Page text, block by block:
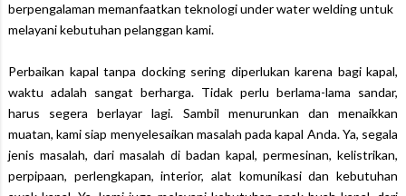
berpengalaman memanfaatkan teknologi under water welding untuk
melayani kebutuhan pelanggan kami.
Perbaikan kapal tanpa docking sering diperlukan karena bagi kapal,
waktu adalah sangat berharga. Tidak perlu berlama-lama sandar,
harus segera berlayar lagi. Sambil menurunkan dan menaikkan
muatan, kami siap menyelesaikan masalah pada kapal Anda. Ya, segala
jenis masalah, dari masalah di badan kapal, permesinan, kelistrikan,
perpipaan, perlengkapan, interior, alat komunikasi dan kebutuhan